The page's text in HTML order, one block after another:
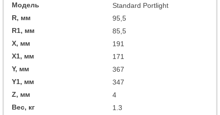
Модель
Standard Portlight
R, мм
95,5
R1, мм
85,5
X, мм
191
X1, мм
171
Y, мм
367
Y1, мм
347
Z, мм
4
Вес, кг
1.3